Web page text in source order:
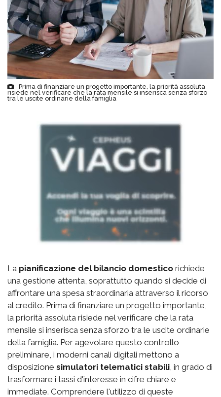
Prima di finanziare un progetto importante, la priorità assoluta
risiede nel verificare che la rata mensile si inserisca senza sforzo
tra le uscite ordinarie della famiglia
La pianificazione del bilancio domestico richiede
una gestione attenta, soprattutto quando si decide di
affrontare una spesa straordinaria attraverso il ricorso
al credito. Prima di finanziare un progetto importante,
la priorità assoluta risiede nel verificare che la rata
mensile si inserisca senza sforzo tra le uscite ordinarie
della famiglia. Per agevolare questo controllo
preliminare, i moderni canali digitali mettono a
disposizione simulatori telematici stabili , in grado di
trasformare i tassi d'interesse in cifre chiare e
immediate. Comprendere l'utilizzo di queste